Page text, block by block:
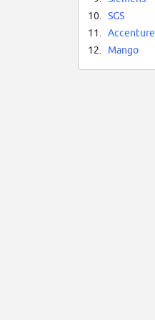
10.
SGS
11.
Accenture
12.
Mango